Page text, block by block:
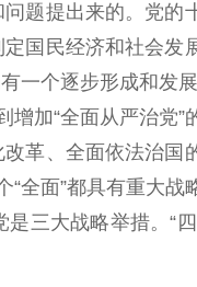
题提出来的。党的
国民经济和社会发
一个逐步形成和发
增加“全面从严治党
革、全面依法治国
全面”都具有重大战
三大战略举措。“